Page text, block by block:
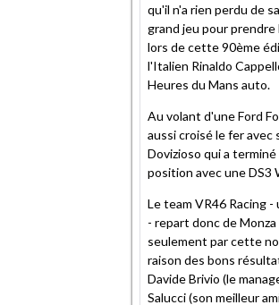
qu'il n'a rien perdu de
grand jeu pour prendre
lors de cette 90ème
l'Italien Rinaldo
Heures du Mans auto.
Au volant d'une Ford
aussi croisé le fer
Dovizioso qui a
position avec une DS3
Le team VR46 Racing
- repart donc de
seulement par cette
raison des bons
Davide Brivio (le
Salucci (son meilleur